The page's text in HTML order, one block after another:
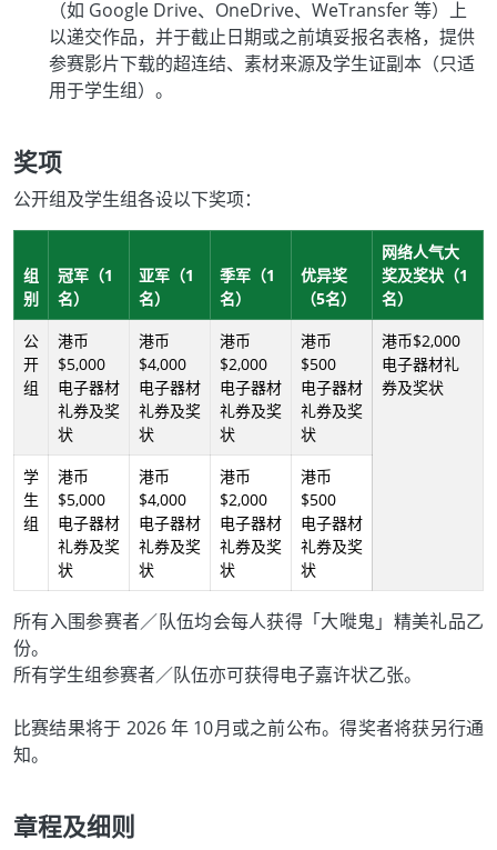
（如 Google Drive、OneDrive、WeTransfer 等）上
以递交作品，并于截止日期或之前填妥报名表格，提供
参赛影片下载的超连结、素材来源及学生证副本（只适
用于学生组）。
奖项
公开组及学生组各设以下奖项：
组
别
冠军 （1
名）
亚军 （1
名）
季军 （1
名）
优异奖
（5名）
网络人气大
奖及奖状 （1
名）
公
开
组
港币
$5,000
电子器材
礼券及奖
状
港币
$4,000
电子器材
礼券及奖
状
港币
$2,000
电子器材
礼券及奖
状
港币
$500
电子器材
礼券及奖
状
港币$2,000
电子器材礼
券及奖状
学
生
组
港币
$5,000
电子器材
礼券及奖
状
港币
$4,000
电子器材
礼券及奖
状
港币
$2,000
电子器材
礼券及奖
状
港币
$500
电子器材
礼券及奖
状
所有入围参赛者／队伍均会每人获得「大嘥鬼」精美礼品乙
份。
所有学生组参赛者／队伍亦可获得电子嘉许状乙张。
比赛结果将于 2026 年 10月或之前公布。得奖者将获另行通
知。
章程及细则